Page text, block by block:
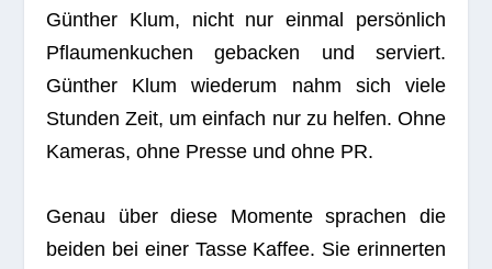
Gün­ther Klum, nicht nur ein­mal per­sön­lich
Pflau­men­ku­chen geba­cken und ser­viert.
Gün­ther Klum wie­derum nahm sich viele
Stun­den Zeit, um ein­fach nur zu hel­fen. Ohne
Kame­ras, ohne Presse und ohne PR.
Genau über diese Momente spra­chen die
bei­den bei einer Tasse Kaf­fee. Sie erin­ner­ten